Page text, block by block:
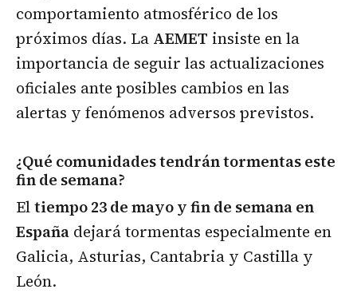
comportamiento atmosférico de los
próximos días. La AEMET insiste en la
importancia de seguir las actualizaciones
oficiales ante posibles cambios en las
alertas y fenómenos adversos previstos.
¿Qué comunidades tendrán tormentas este
fin de semana?
Eltiempo 23 de mayo y fin de semana en
España dejará tormentas especialmente en
Galicia, Asturias, Cantabria y Castilla y
León.